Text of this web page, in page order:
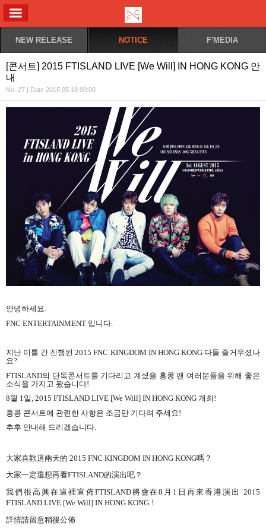
NEW RELEASE NOTICE F'MEDIA
[콘서트] 2015 FTISLAND LIVE [We Will] IN HONG KONG 안
내
No. 27 | Date 2015.05.18 00:00
안녕하세요
FNC ENTERTAINMENT 입니다
지난 이틀 간 진행된2015 FNC KINGDOM IN HONG KONG 다들 즐거우셨나
요?
FTISLAND의 단독콘서트를 기다리고 계셨을 홍콩 팬 여러분들을 위해 좋은
소식을 가지고 왔습니다!
8월 1일, 2015 FTISLAND LIVE [We Will] IN HONG KONG 개최 !
홍콩 콘서트에 관련한 사항은 조금만 기다려 주세요 !
추후 안내해 드리겠습니다.
大家喜歡這兩天的 2015 FNC KINGDOM IN HONG KONG嗎？
大家一定還想再看FTISLAND的演出吧？
我們很高興在這裡宣佈FTISLAND將會在8月1日再來香港演出 2015
FTISLAND LIVE [We Will] IN HONG KONG！
詳情請留意稍後公佈